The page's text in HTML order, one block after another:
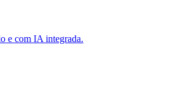
e com IA integrada.